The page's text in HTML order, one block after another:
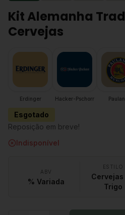
Kit Alemanha
Cervejas
Erdinger Hacker-Pschorr
Esgotado
Reposição em breve!
Indisponível
ABV
% Variada
ESTILO
Cervejas
Trigo